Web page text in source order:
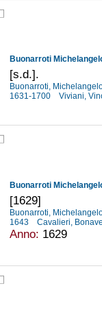
Buonarroti
[s.d.].
Buonarroti,
1631-1700
Viviani,
[1629]
Buonarroti,
1643
Cavalieri,
Anno: 1629